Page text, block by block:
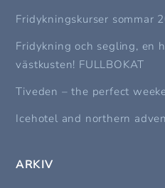
Fridykningskurser sommar
Fridykning och segling, en
västkusten! FULLBOKAT
Tiveden – the perfect
Icehotel and northern
ARKIV